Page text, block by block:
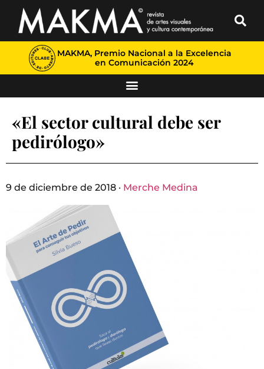
MAKMA, Premio Nacional a la Excelencia
en Comunicación 2024
«El sector cultural debe ser
pedirólogo»
9 de diciembre de 2018 · Merche Medina